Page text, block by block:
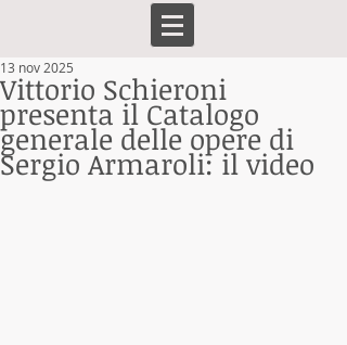
Vittorio Schieroni
presenta il Catalogo
generale delle opere di
Sergio Armaroli: il video
13 nov 2025